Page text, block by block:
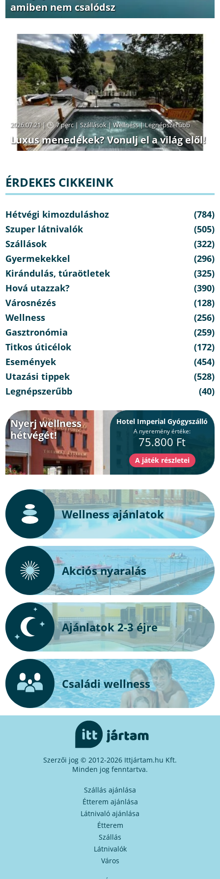
amiben nem csalódsz
2026.07.21 | 7 perc|Szállások|Wellness|Legnépszerűbb
Luxus menedékek? Vonulj el a világ elől!
ÉRDEKES CIKKEINK
Hétvégi kimozduláshoz
(784)
Szuper látnivalók
(505)
Szállások
(322)
Gyermekekkel
(296)
Kirándulás, túraötletek
(325)
Hová utazzak?
(390)
Városnézés
(128)
Wellness
(256)
Gasztronómia
(259)
Titkos úticélok
(172)
Események
(454)
Utazási tippek
(528)
Legnépszerűbb
(40)
Nyerj wellness
hétvégét!
Hotel Imperial Gyógyszálló
A nyeremény értéke:
75.800 Ft
Wellness ajánlatok
Akciós nyaralás
Ajánlatok 2-3 éjre
Családi wellness
Szerzői jog © 2012-2026 Ittjártam.hu Kft.
Minden jog fenntartva.
Szállás ajánlása
Étterem ajánlása
Látnivaló ajánlása
Étterem
Szállás
Látnivalók
Város